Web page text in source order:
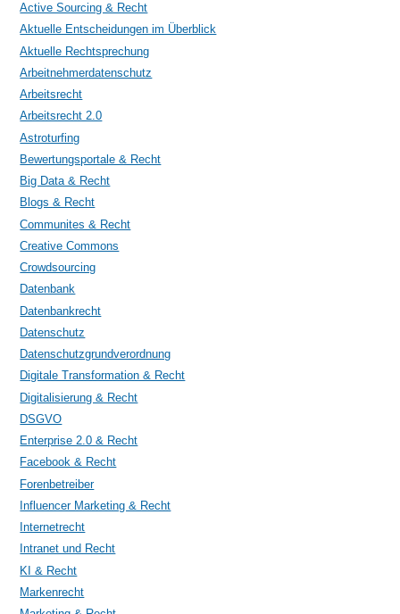
Active Sourcing & Recht
Aktuelle Entscheidungen im Überblick
Aktuelle Rechtsprechung
Arbeitnehmerdatenschutz
Arbeitsrecht
Arbeitsrecht 2.0
Astroturfing
Bewertungsportale & Recht
Big Data & Recht
Blogs & Recht
Communites & Recht
Creative Commons
Crowdsourcing
Datenbank
Datenbankrecht
Datenschutz
Datenschutzgrundverordnung
Digitale Transformation & Recht
Digitalisierung & Recht
DSGVO
Enterprise 2.0 & Recht
Facebook & Recht
Forenbetreiber
Influencer Marketing & Recht
Internetrecht
Intranet und Recht
KI & Recht
Markenrecht